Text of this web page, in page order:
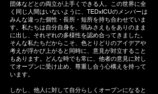
団体などとの両立が上手くできる人。この世界に全
く同じ人間はいないように、TEDxICUのメンバーは
みんな違った個性・長所・短所を持ち合わせていま
す。私たちは自分自身を、弱みさえもをありのまま
に出し、それぞれの多様性を認め合ってきました。
そんな私たちだからこそ、色とりどりのアイデアや
考えが浮かび上がると同時に、意見が対立すること
もあります。どんな時でも常に、他者の意見に対し
てオープンに受け止め、尊重し合う心構えを持って
います。
しかし、他人に対して自分らしくオープンになると